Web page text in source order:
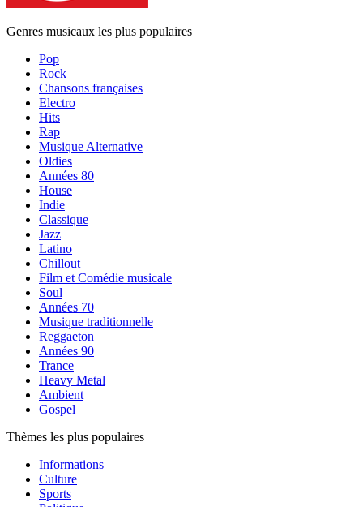
Genres musicaux les plus populaires
Pop
Rock
Chansons françaises
Electro
Hits
Rap
Musique Alternative
Oldies
Années 80
House
Indie
Classique
Jazz
Latino
Chillout
Film et Comédie musicale
Soul
Années 70
Musique traditionnelle
Reggaeton
Années 90
Trance
Heavy Metal
Ambient
Gospel
Thèmes les plus populaires
Informations
Culture
Sports